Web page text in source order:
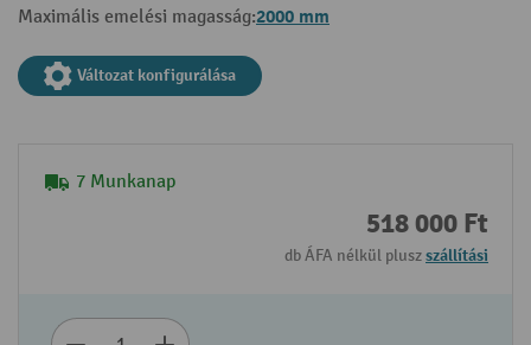
Maximális emelési magasság:2000 mm
Változat konfigurálása
7 Munkanap
518 000 Ft
db ÁFA nélkül pluszszállítási